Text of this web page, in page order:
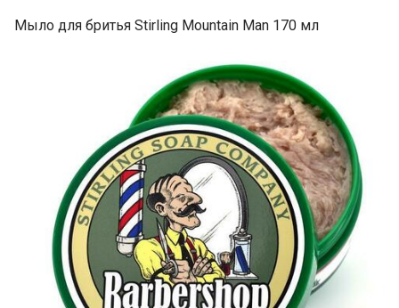
Мыло для бритья Stirling Mountain Man 170 мл